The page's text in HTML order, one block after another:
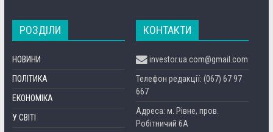
РОЗДІЛИ
НОВИНИ
ПОЛІТИКА
ЕКОНОМІКА
У СВІТІ
КОНТАКТИ
investor.ua.com@gmail.com
Телефон редакції: (067) 67 97
667
Адреса: м. Рівне, пров.
Робітничий 6А